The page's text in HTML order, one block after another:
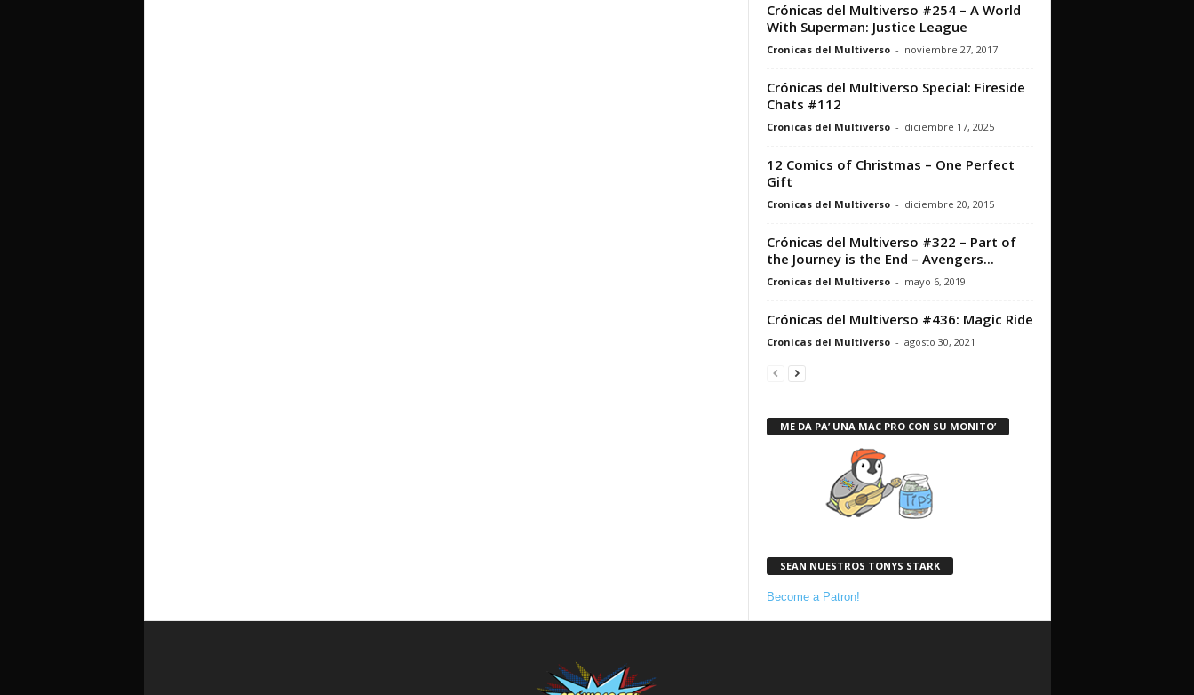
Crónicas del Multiverso #254 – A World
With Superman: Justice League
Cronicas del Multiverso - noviembre 27, 2017
Crónicas del Multiverso Special: Fireside
Chats #112
Cronicas del Multiverso - diciembre 17, 2025
12 Comics of Christmas – One Perfect
Gift
Cronicas del Multiverso - diciembre 20, 2015
Crónicas del Multiverso #322 – Part of
the Journey is the End – Avengers...
Cronicas del Multiverso - mayo 6, 2019
Crónicas del Multiverso #436: Magic Ride
Cronicas del Multiverso - agosto 30, 2021
ME DA PA’ UNA MAC PRO CON SU MONITO’
SEAN NUESTROS TONYS STARK
Become a Patron!